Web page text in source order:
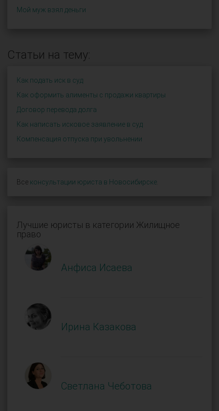
Мой муж взял деньги
Статьи на тему:
Как подать иск в суд
Как оформить алименты с продажи квартиры
Договор перевода долга
Как написать исковое заявление в суд
Компенсация отпуска при увольнении
Все консультации юриста в Новосибирске
Лучшие юристы в категории Жилищное
право
Анфиса Исаева
Ирина Казакова
Светлана Чеботова